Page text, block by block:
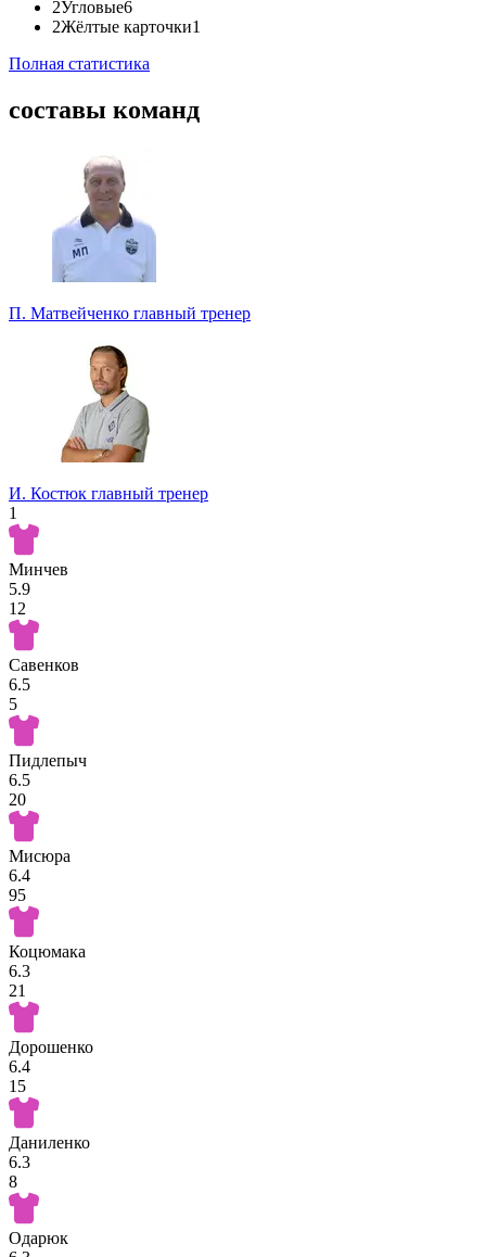
2Угловые6
2Жёлтые карточки1
Полная статистика
составы команд
П. Матвейченко главный тренер
И. Костюк главный тренер
1
Минчев
5.9
12
Савенков
6.5
5
Пидлепыч
6.5
20
Мисюра
6.4
95
Коцюмака
6.3
21
Дорошенко
6.4
15
Даниленко
6.3
8
Одарюк